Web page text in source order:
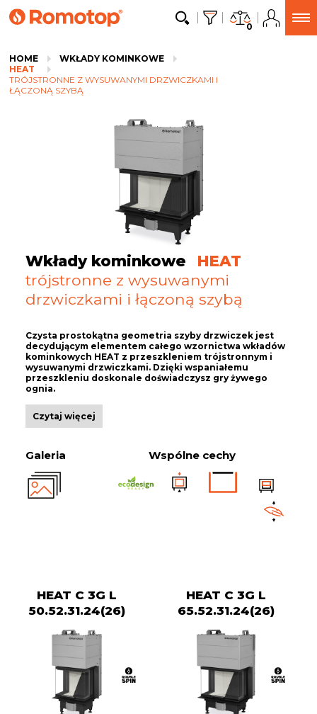
0
HOME
WKŁADY KOMINKOWE
HEAT
TRÓJSTRONNE Z WYSUWANYMI DRZWICZKAMI I
ŁĄCZONĄ SZYBĄ
Wkłady kominkowe
HEAT
trójstronne z wysuwanymi
drzwiczkami i łączoną szybą
Czysta prostokątna geometria szyby drzwiczek jest
decydującym elementem całego wzornictwa wkładów
kominkowych HEAT z przeszkleniem trójstronnym i
wysuwanymi drzwiczkami. Dzięki wspaniałemu
przeszkleniu doskonale doświadczysz gry żywego
ognia.
Czytaj więcej
Galeria Wspólne cechy
HEAT C 3G L
50.52.31.24(26)
HEAT C 3G L
65.52.31.24(26)